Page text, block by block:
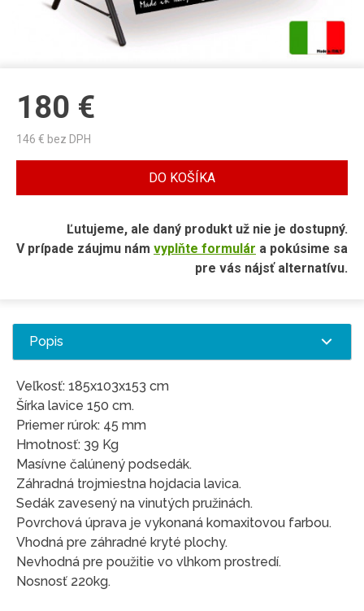
180 €
146 € bez DPH
DO KOŠÍKA
Ľutujeme, ale daný produkt už nie je dostupný.
V prípade záujmu nám vyplňte formulár a pokúsime sa
pre vás nájsť alternatívu.
Popis
Veľkosť: 185x103x153 cm
Šírka lavice 150 cm.
Priemer rúrok: 45 mm
Hmotnosť: 39 Kg
Masívne čalúnený podsedák.
Záhradná trojmiestna hojdacia lavica.
Sedák zavesený na vinutých pružinách.
Povrchová úprava je vykonaná komaxitovou farbou.
Vhodná pre záhradné kryté plochy.
Nevhodná pre použitie vo vlhkom prostredí.
Nosnosť 220kg.